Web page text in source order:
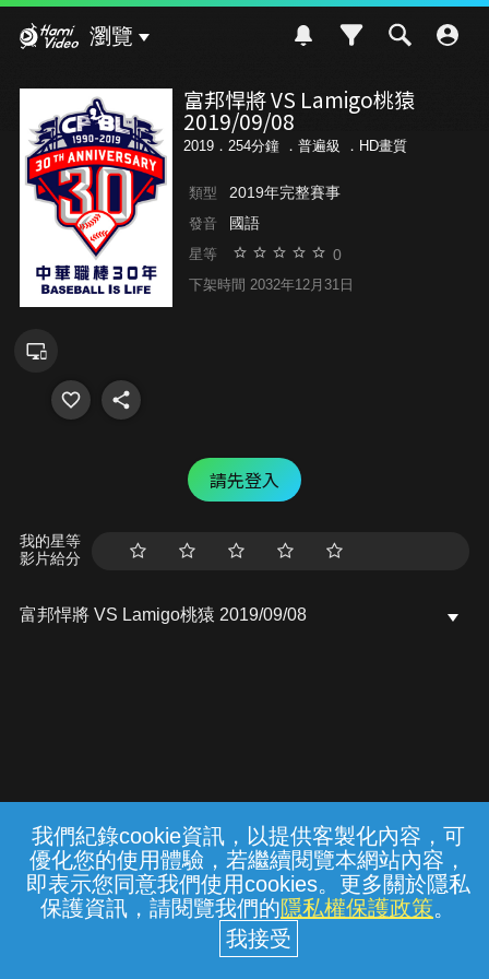
我們紀錄cookie資訊，以提供客製化內容，可
優化您的使用體驗，若繼續閱覽本網站內容，
即表示您同意我們使用cookies。更多關於隱私
保護資訊，請閱覽我們的隱私權保護政策。
瀏覽
富邦悍將 VS Lamigo桃猿
2019/09/08
2019．254分鐘 ． 普遍級 ．HD畫質
類型 2019年完整賽事
發音 國語
星等 0
下架時間 2032年12月31日
請先登入
我的星等
影片給分
富邦悍將 VS Lamigo桃猿 2019/09/08
常見問題 線上客服 服務條款 隱私權保護
中華電信股份有限公司個人家庭分公司
(統一編號：96979949) © 2026
{{notifyMsg}}